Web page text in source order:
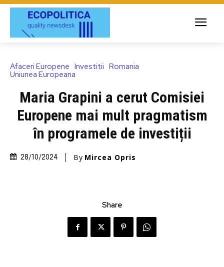
Afaceri Europene Investitii Romania
Uniunea Europeana
Maria Grapini a cerut Comisiei
Europene mai mult pragmatism
în programele de investiții
28/10/2024 By Mircea Opris
Share